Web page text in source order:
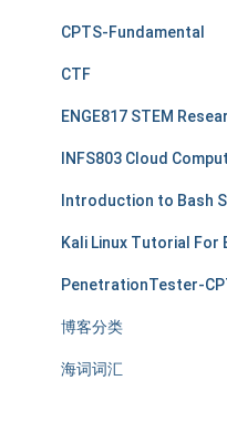
CPTS-Fundamental
CTF
ENGE817 STEM
INFS803 Cloud
Introduction to Bash
Kali Linux Tutorial For
PenetrationTester-
博客分类
海词词汇